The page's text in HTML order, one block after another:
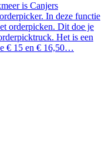
is Canjers
In deze functie
orderpicken. Dit doe je
Het is een
€ 15 en € 16,50…